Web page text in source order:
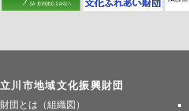
立川市地域文化振興財団
財団とは（組織図）